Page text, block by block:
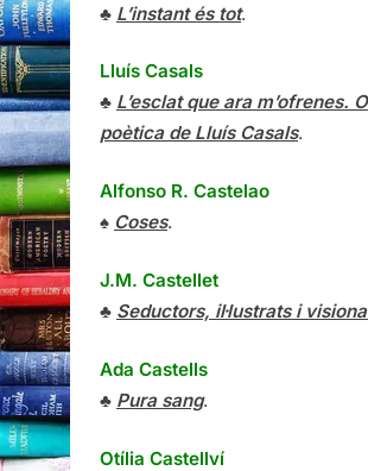
♣ L’instant és tot.
Lluís Casals
♣ L’esclat que ara m’ofrenes.
poètica de Lluís Casals.
Alfonso R. Castelao
♠ Coses.
J.M. Castellet
♣ Seductors, il·lustrats i
Ada Castells
♣ Pura sang.
Otília Castellví